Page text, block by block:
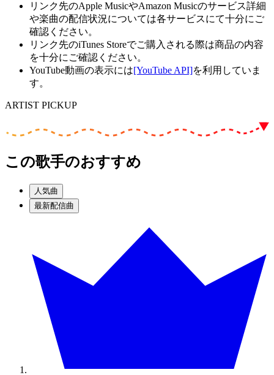
リンク先のApple MusicやAmazon Musicのサービス詳細
や楽曲の配信状況については各サービスにて十分にご
確認ください。
リンク先のiTunes Storeでご購入される際は商品の内容
を十分にご確認ください。
YouTube動画の表示には[YouTube API]を利用していま
す。
ARTIST PICKUP
この歌手のおすすめ
人気曲
最新配信曲